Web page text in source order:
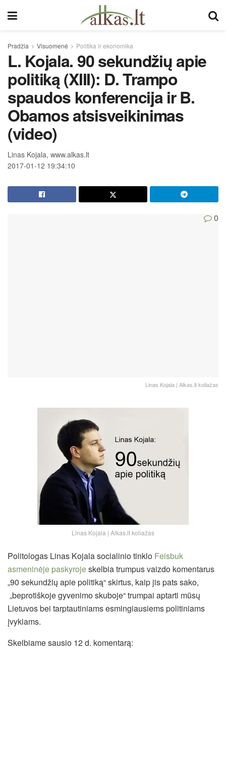
Pradžia Visuomenė Politika ir ekonomika
L. Kojala. 90 sekundžių apie
politiką (XIII): D. Trampo
spaudos konferencija ir B.
Obamos atsisveikinimas
(video)
Linas Kojala, www.alkas.lt
2017-01-12 19:34:10
0
Linas Kojala | Alkas.lt koliažas
Linas Kojala | Alkas.lt koliažas
Politologas Linas Kojala socialinio tinklo Feisbuk
asmeninėje paskyrojeskelbia trumpus vaizdo komentarus
„90 sekundžių apie politiką“ skirtus, kaip jis pats sako,
„beprotiškoje gyvenimo skuboje“ trumpai aptarti mūsų
Lietuvos bei tarptautiniams esmingiausiems politiniams
įvykiams.
Skelbiame sausio 12 d. komentarą: